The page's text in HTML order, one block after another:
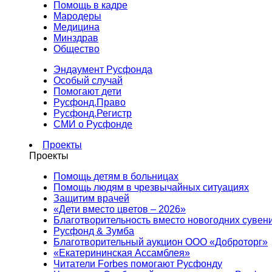
Помощь в кадре
Мародеры
Медицина
Минздрав
Общество
Эндаумент Русфонда
Особый случай
Помогают дети
Русфонд.Право
Русфонд.Регистр
СМИ о Русфонде
Проекты
Проекты
Помощь детям в больницах
Помощь людям в чрезвычайных ситуациях
Защитим врачей
«Дети вместо цветов – 2026»
Благотворительность вместо новогодних
Русфонд & Зумба
Благотворительный аукцион ООО «Доброторг»
«Екатерининская Ассамблея»
Читатели Forbes помогают Русфонду